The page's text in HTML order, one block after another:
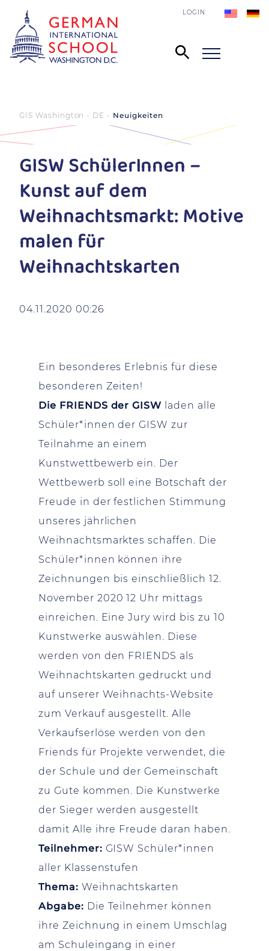
LOGIN
GIS Washington - DE Neuigkeiten
GISW SchülerInnen –
Kunst auf dem
Weihnachtsmarkt: Motive
malen für
Weihnachtskarten
04.11.2020 00:26
Ein besonderes Erlebnis für diese
besonderen Zeiten!
Die FRIENDS der GISW laden alle
Schüler*innen der GISW zur
Teilnahme an einem
Kunstwettbewerb ein. Der
Wettbewerb soll eine Botschaft der
Freude in der festlichen Stimmung
unseres jährlichen
Weihnachtsmarktes schaffen. Die
Schüler*innen können ihre
Zeichnungen bis einschließlich 12.
November 2020 12 Uhr mittags
einreichen. Eine Jury wird bis zu 10
Kunstwerke auswählen. Diese
werden von den FRIENDS als
Weihnachtskarten gedruckt und
auf unserer Weihnachts-Website
zum Verkauf ausgestellt. Alle
Verkaufserlöse werden von den
Friends für Projekte verwendet, die
der Schule und der Gemeinschaft
zu Gute kommen. Die Kunstwerke
der Sieger werden ausgestellt
damit Alle ihre Freude daran haben.
Teilnehmer: GISW Schüler*innen
aller Klassenstufen
Thema: Weihnachtskarten
Abgabe: Die Teilnehmer können
ihre Zeichnung in einem Umschlag
am Schuleingang in einer